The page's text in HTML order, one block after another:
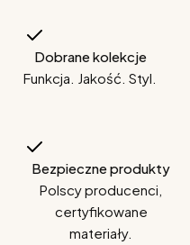
Dobrane kolekcje
Funkcja. Jakość. Styl.
Bezpieczne produkty
Polscy producenci,
certyfikowane
materiały.